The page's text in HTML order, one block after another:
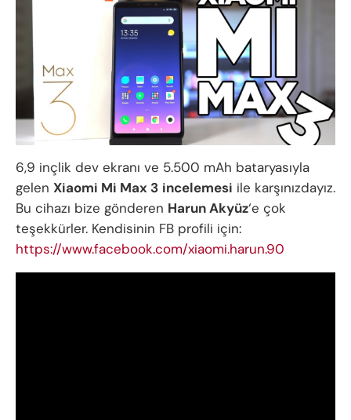
6,9 inçlik dev ekranı ve 5.500 mAh bataryasıyla
gelen Xiaomi Mi Max 3 incelemesi ile karşınızdayız.
Bu cihazı bize gönderen Harun Akyüz‘e çok
teşekkürler. Kendisinin FB profili için:
https://www.facebook.com/xiaomi.harun.90